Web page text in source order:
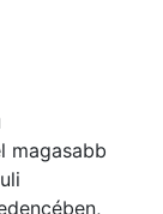
magasabb